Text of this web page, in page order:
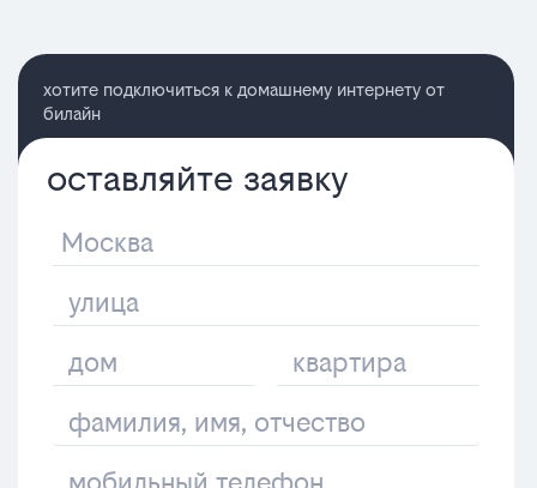
хотите подключиться к домашнему интернету от
билайн
оставляйте заявку